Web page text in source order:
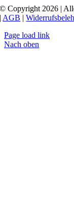
© Copyright 2026 |
| AGB |
Page load link
Nach oben